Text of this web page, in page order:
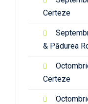
Certeze
& Pădurea
Certeze